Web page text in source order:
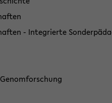
- Integrierte